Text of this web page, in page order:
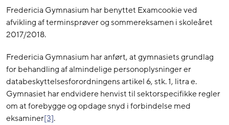
Fredericia Gymnasium har benyttet Examcookie ved
afvikling af terminsprøver og sommereksamen i skoleåret
2017/2018.
Fredericia Gymnasium har anført, at gymnasiets grundlag
for behandling af almindelige personoplysninger er
databeskyttelsesforordningens artikel 6, stk. 1, litra e.
Gymnasiet har endvidere henvist til sektorspecifikke regler
om at forebygge og opdage snyd i forbindelse med
eksaminer[3].